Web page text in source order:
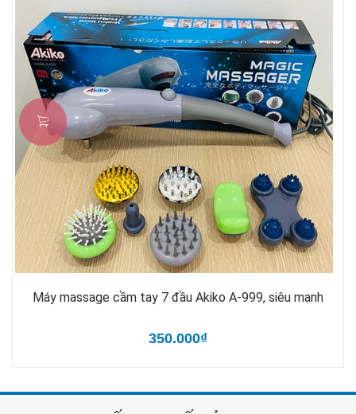
Máy massage cầm tay 7 đầu Akiko A-999, siêu mạnh
350.000₫